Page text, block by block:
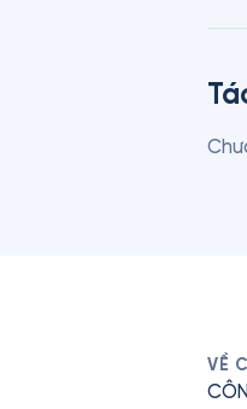
VỀ